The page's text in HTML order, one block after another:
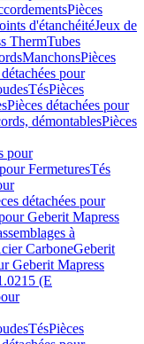
Pièces
d'étanchéitéJeux de
ThermTubes
ManchonsPièces
pour
TésPièces
Pièces détachées pour
démontablesPièces
pour
FermeturesTés
détachées pour
Geberit Mapress
à
CarboneGeberit
Geberit Mapress
(E
TésPièces